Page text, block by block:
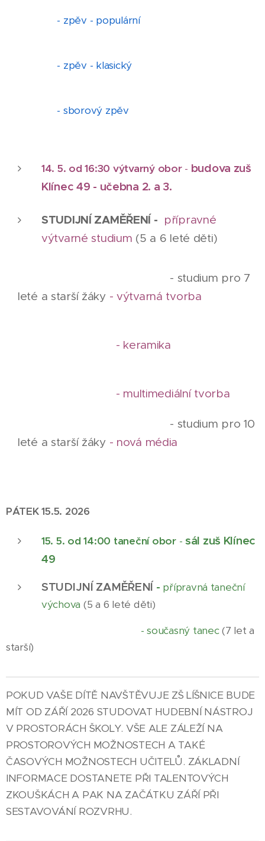
- zpěv - populární
- zpěv - klasický
- sborový zpěv
14. 5. od 16:30 výtvarný obor - budova zuš
Klínec 49 - učebna 2. a 3.
STUDIJNÍ ZAMĚŘENÍ - přípravné
výtvarné studium (5 a 6 leté děti)
- studium pro 7
leté a starší žáky - výtvarná tvorba
- keramika
- multimediální tvorba
- studium pro 10
leté a starší žáky - nová média
PÁTEK 15.5. 2026
15. 5. od 14:00 taneční obor-sál zuš Klínec
49
STUDIJNÍ ZAMĚŘENÍ - přípravná taneční
výchova (5 a 6 leté děti)
- současný tanec(7 let a
starší)
POKUD VAŠE DÍTĚ NAVŠTĚVUJE ZŠ LÍŠNICE BUDE
MÍT OD ZÁŘÍ 2026 STUDOVAT HUDEBNÍ NÁSTROJ
V PROSTORÁCH ŠKOLY. VŠE ALE ZÁLEŽÍ NA
PROSTOROVÝCH MOŽNOSTECH A TAKÉ
ČASOVÝCH MOŽNOSTECH UČITELŮ. ZÁKLADNÍ
INFORMACE DOSTANETE PŘI TALENTOVÝCH
ZKOUŠKÁCH A PAK NA ZAČÁTKU ZÁŘÍ PŘI
SESTAVOVÁNÍ ROZVRHU.